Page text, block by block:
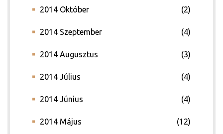
2014 Október (2)
2014 Szeptember (4)
2014 Augusztus (3)
2014 Július (4)
2014 Június (4)
2014 Május (12)